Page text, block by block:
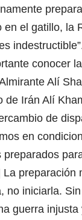
en el gatillo, la
conocer
Alí
de Irán Alí
de
en
preparados
preparación
no iniciarla.
guerra